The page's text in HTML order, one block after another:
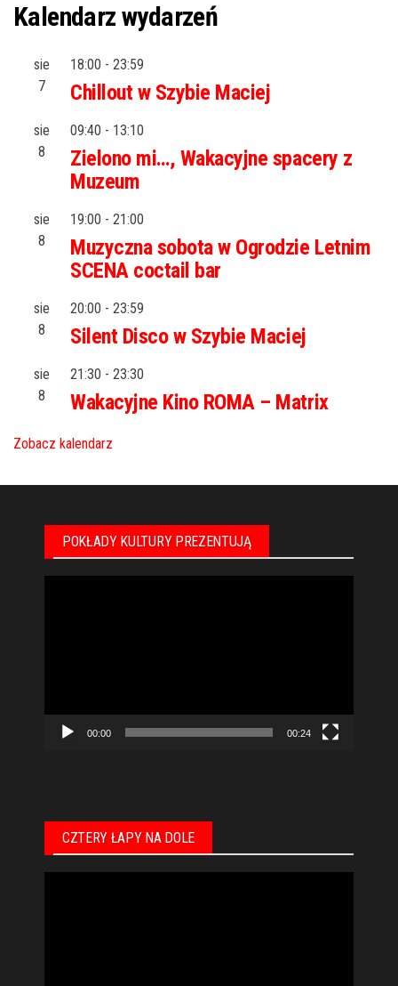
Kalendarz wydarzeń
sie
7
18:00 - 23:59
Chillout w Szybie Maciej
sie
8
09:40 - 13:10
Zielono mi…, Wakacyjne spacery z
Muzeum
sie
8
19:00 - 21:00
Muzyczna sobota w Ogrodzie Letnim
SCENA coctail bar
sie
8
20:00 - 23:59
Silent Disco w Szybie Maciej
sie
8
21:30 - 23:30
Wakacyjne Kino ROMA – Matrix
Zobacz kalendarz
POKŁADY KULTURY PREZENTUJĄ
00:00 00:24
CZTERY ŁAPY NA DOLE